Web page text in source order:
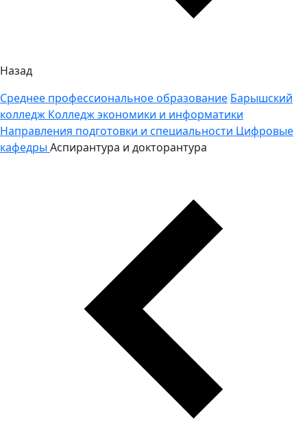
Назад
Среднее профессиональное образование Барышский
колледж Колледж экономики и информатики
Направления подготовки и специальности Цифровые
кафедры Аспирантура и докторантура